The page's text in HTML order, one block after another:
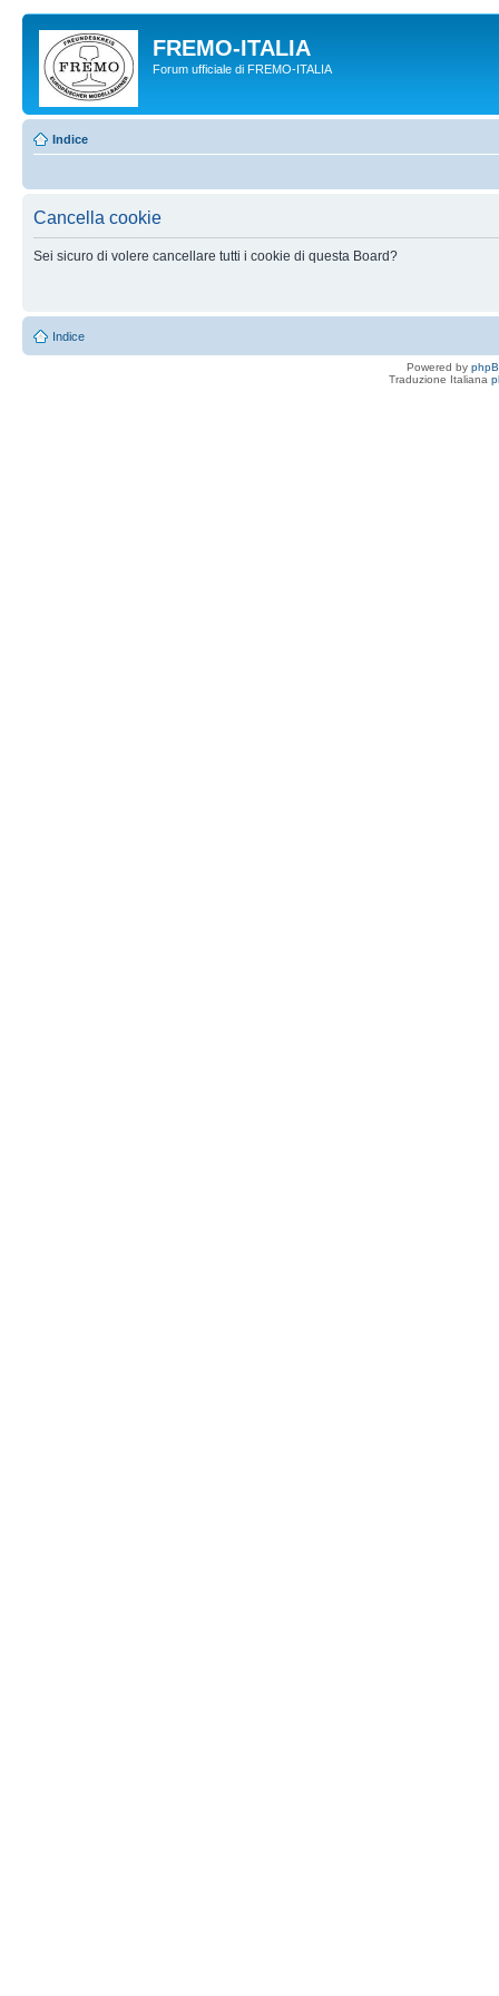
FREMO-ITALIA
Forum ufficiale di FREMO-ITALIA
Indice
Cancella cookie
Sei sicuro di volere cancellare tutti i cookie di questa Board?
Indice
Powered by
Traduzione Italiana